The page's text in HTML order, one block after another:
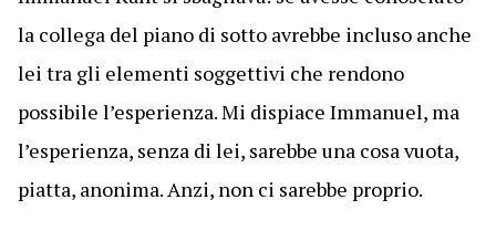
la collega del piano di sotto avrebbe incluso anche
lei tra gli elementi soggettivi che rendono
possibile l’esperienza. Mi dispiace Immanuel, ma
l’esperienza, senza di lei, sarebbe una cosa vuota,
piatta, anonima. Anzi, non ci sarebbe proprio.